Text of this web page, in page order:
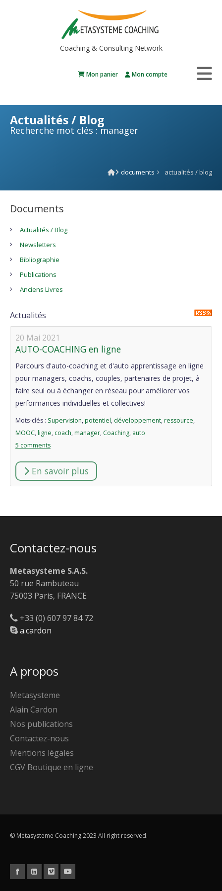
Coaching & Consulting Network
Mon panier Mon compte
Actualités / Blog
Recherche mot clés : manager
documents actualités / blog
Documents
Actualités / Blog
Newsletters
Bibliographie
Publications
Anciens Livres
Actualités
20 Mai 2021
AUTO-COACHING en ligne
Parcours d'auto-coaching et d'auto apprentissage en ligne
pour managers, coachs, couples, partenaires de projet, à
faire seul ou à échanger en réseau pour améliorer vos
performances individuelles et collectives!
Mots-clés : Supervision,potentiel, développement,ressource,
MOOC,ligne, coach,manager, Coaching, auto
5 comments
En savoir plus
Contactez-nous
Metasysteme S.A.S.
50 rue Rambuteau
75003 Paris, FRANCE
+33 (0) 607 97 84 72
a.cardon
A propos
Metasysteme
Alain Cardon
Nos publications
Contactez-nous
Mentions légales
CGV Boutique en ligne
© Metasysteme Coaching 2023 All right reserved.